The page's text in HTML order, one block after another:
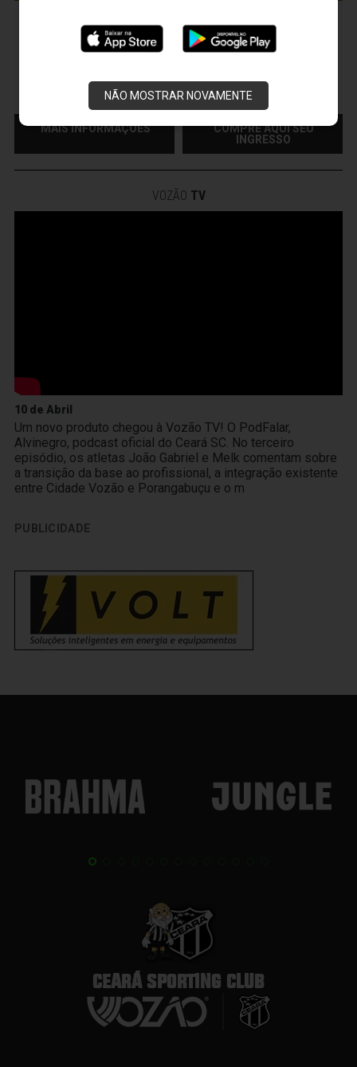
NÃO MOSTRAR NOVAMENTE
CEARÁ X CUIABÁ
Sábado, 15/08/2026 - 18:30
Campeonato Brasileiro • 2º Turno • 22 ª Rodada
MAIS INFORMAÇÕES
COMPRE AQUI SEU
INGRESSO
VOZÃO TV
10 de Abril
Um novo produto chegou à Vozão TV! O PodFalar,
Alvinegro, podcast oficial do Ceará SC. No terceiro
episódio, os atletas João Gabriel e Melk comentam sobre
a transição da base ao profissional, a integração existente
entre Cidade Vozão e Porangabuçu e o m
PUBLICIDADE
CEARÁ SPORTING CLUB